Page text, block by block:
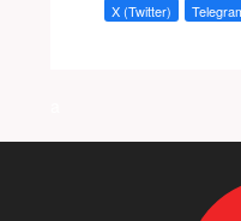
X (Twitter)